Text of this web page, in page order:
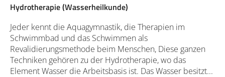
Hydrotherapie (Wasserheilkunde)
Jeder kennt die Aquagymnastik, die Therapien im
Schwimmbad und das Schwimmen als
Revalidierungsmethode beim Menschen, Diese ganzen
Techniken gehören zu der Hydrotherapie, wo das
Element Wasser die Arbeitsbasis ist. Das Wasser besitzt...